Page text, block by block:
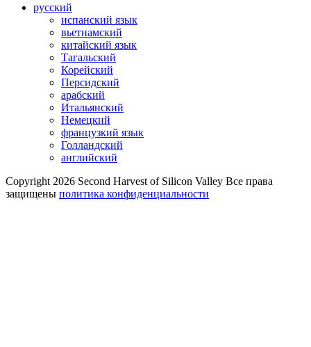
русский
испанский язык
вьетнамский
китайский язык
Тагальский
Корейский
Персидский
арабский
Итальянский
Немецкий
французкий язык
Голландский
английский
Copyright 2026 Second Harvest of Silicon Valley Все права
защищены политика конфиденциальности